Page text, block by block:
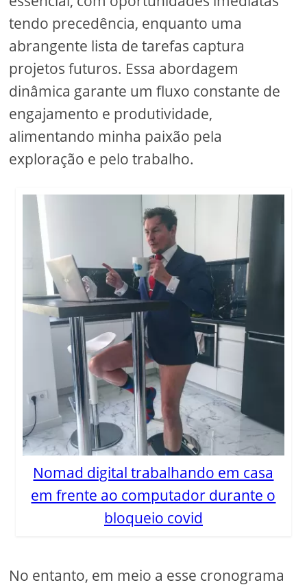
tendo precedência, enquanto uma
abrangente lista de tarefas captura
projetos futuros. Essa abordagem
dinâmica garante um fluxo constante de
engajamento e produtividade,
alimentando minha paixão pela
exploração e pelo trabalho.
Nomad digital trabalhando em casa
em frente ao computador durante o
bloqueio covid
No entanto, em meio a esse cronograma